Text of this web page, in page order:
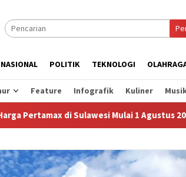
NASIONAL POLITIK TEKNOLOGI
Feature Infografik Kuliner
di Sulawesi Mulai 1 Agustus 2026